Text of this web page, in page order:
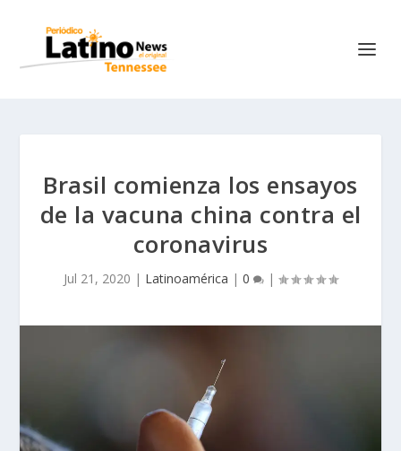
Brasil comienza los ensayos
de la vacuna china contra el
coronavirus
Jul 21, 2020 | Latinoamérica | 0 |